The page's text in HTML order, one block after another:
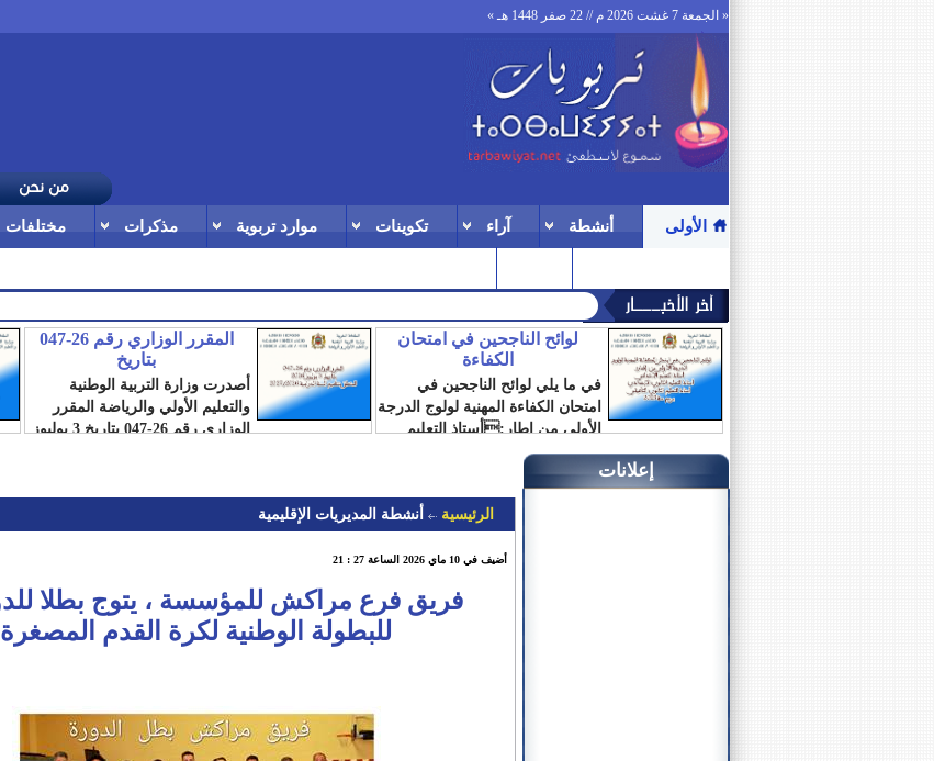
« الجمعة 7 غشت 2026 م // 22 صفر 1448 هـ »
الأولى أنشطة آراء تكوينات موارد تربوية مذكرات مختلفات
لوائح الناجحين في امتحان
الكفاءة
في ما يلي لوائح الناجحين في
امتحان الكفاءة المهنية لولوج الدرجة
الأولى من إطار:أستاذ التعليم
الابتدائي أستاذ...
المقرر الوزاري رقم 26-047
بتاريخ
أصدرت وزارة التربية الوطنية
والتعليم الأولي والرياضة المقرر
الوزاري رقم 26-047 بتاريخ 3 يوليوز
الرئيسية أنشطة المديريات الإقليمية
أضيف في 10 ماي 2026 الساعة 27 : 21
للبطولة الوطنية لكرة القدم المصغرة
إعلانات